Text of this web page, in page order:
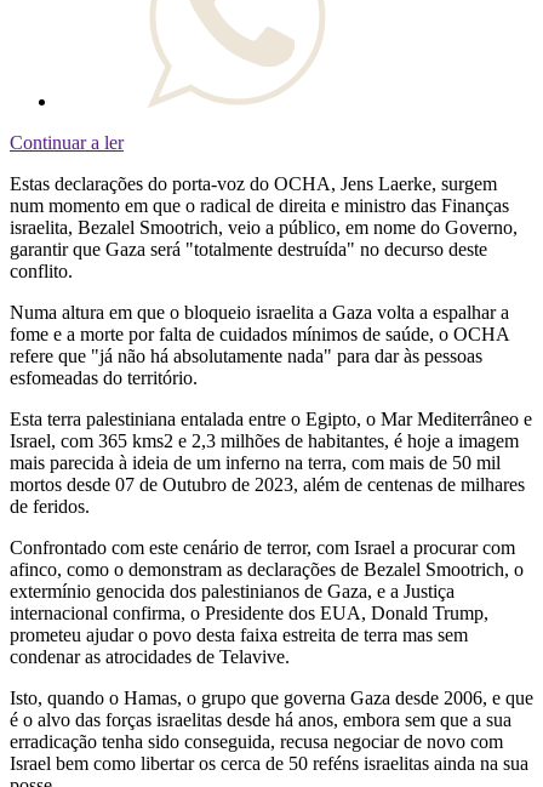
Continuar a ler
Estas declarações do porta-voz do OCHA, Jens Laerke, surgem
num momento em que o radical de direita e ministro das Finanças
israelita, Bezalel Smootrich, veio a público, em nome do Governo,
garantir que Gaza será "totalmente destruída" no decurso deste
conflito.
Numa altura em que o bloqueio israelita a Gaza volta a espalhar a
fome e a morte por falta de cuidados mínimos de saúde, o OCHA
refere que "já não há absolutamente nada" para dar às pessoas
esfomeadas do território.
Esta terra palestiniana entalada entre o Egipto, o Mar Mediterrâneo e
Israel, com 365 kms2 e 2,3 milhões de habitantes, é hoje a imagem
mais parecida à ideia de um inferno na terra, com mais de 50 mil
mortos desde 07 de Outubro de 2023, além de centenas de milhares
de feridos.
Confrontado com este cenário de terror, com Israel a procurar com
afinco, como o demonstram as declarações de Bezalel Smootrich, o
extermínio genocida dos palestinianos de Gaza, e a Justiça
internacional confirma, o Presidente dos EUA, Donald Trump,
prometeu ajudar o povo desta faixa estreita de terra mas sem
condenar as atrocidades de Telavive.
Isto, quando o Hamas, o grupo que governa Gaza desde 2006, e que
é o alvo das forças israelitas desde há anos, embora sem que a sua
erradicação tenha sido conseguida, recusa negociar de novo com
Israel bem como libertar os cerca de 50 reféns israelitas ainda na sua